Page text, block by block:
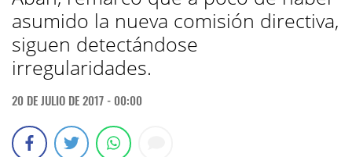
asumido la nueva comisión directiva,
siguen detectándose
irregularidades.
20 DE JULIO DE 2017 - 00:00